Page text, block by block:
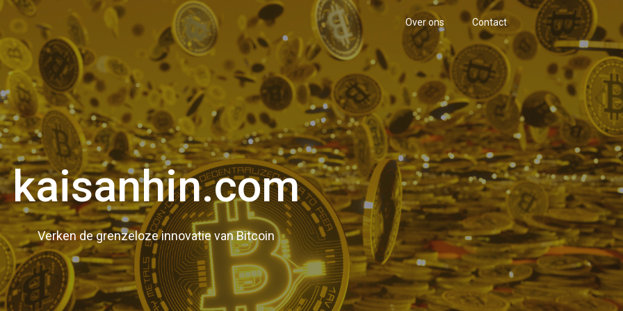
Over ons Contact
kaisanhin.com
Verken de grenzeloze innovatie van Bitcoin